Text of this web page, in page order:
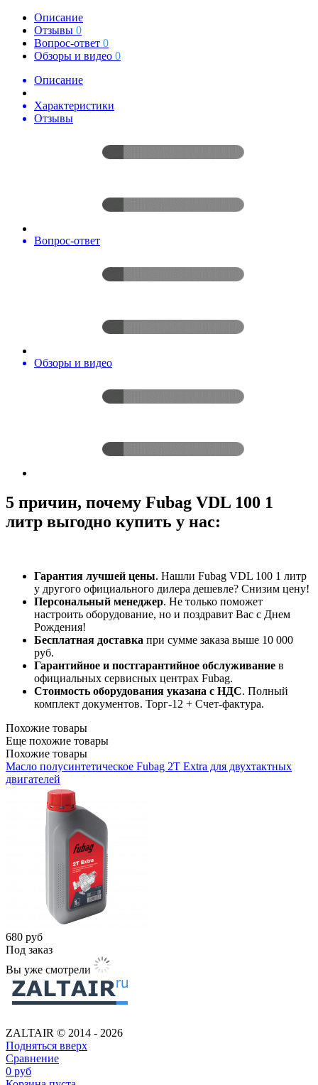
Описание
Отзывы 0
Вопрос-ответ 0
Обзоры и видео 0
Описание
Характеристики
Отзывы
Вопрос-ответ
Обзоры и видео
5 причин, почему Fubag VDL 100 1
литр выгодно купить у нас:
Гарантия лучшей цены. Нашли Fubag VDL 100 1 литр
у другого официального дилера дешевле? Снизим цену!
Персональный менеджер. Не только поможет
настроить оборудование, но и поздравит Вас с Днем
Рождения!
Бесплатная доставка при сумме заказа выше 10 000
руб.
Гарантийное и постгарантийное обслуживание в
официальных сервисных центрах Fubag.
Стоимость оборудования указана с НДС. Полный
комплект документов. Торг-12 + Счет-фактура.​
Похожие товары
Еще похожие товары
Похожие товары
Масло полусинтетическое Fubag 2Т Extra для двухтактных
двигателей
680 руб
Под заказ
Вы уже смотрели
ZALTAIR © 2014 - 2026
Подняться вверх
Сравнение
0 руб